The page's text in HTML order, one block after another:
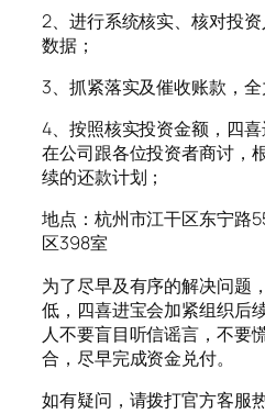
2、进行系统核实、核对投
数据；
3、抓紧落实及催收账款，全
4、按照核实投资金额，四
在公司跟各位投资者商讨，
续的还款计划；
地点：杭州市江干区东宁路
区398室
为了尽早及有序的解决问题
低，四喜进宝会加紧组织后
人不要盲目听信谣言，不要
合，尽早完成资金兑付。
如有疑问，请拨打官方客服